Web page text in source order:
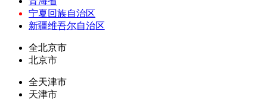
宁夏回族自治区
新疆维吾尔自治区
全北京市
北京市
全天津市
天津市